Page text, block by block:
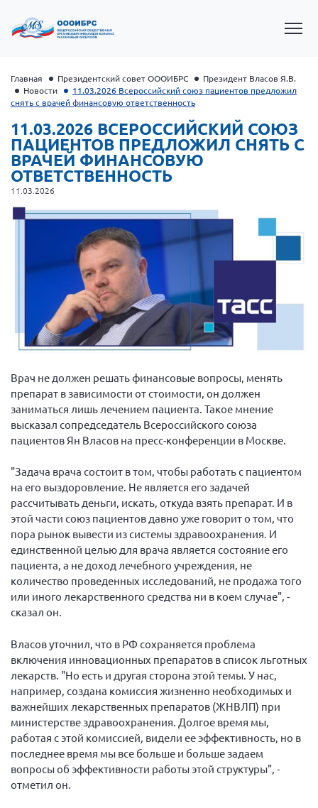
Президент Власов Я.В.
Первый вице-президент Кичигина Н. Ф.
Генеральный директор Матвиевская О.В.
Вице-президент Зрячева Н.В.
Вице-президент Шишлянников Ф.В.
Информационная служба
Отдел международных отношений
Вице-президент Черненко Д.Е.
Вице-президент Валюх М.В.
Вице-президент Чернова А.В.
Вице-президент Груба Л.В.
Главный бухгалтер Жаворонкова Г.М.
Конференция ОООИБРС 2026
Конференция ОООИБРС 2025
Экспертный совет ОООИБРС 2025
Конференция ОООИБРС 2024
Конференция ОООИБРС 2023
Конференция ОООИБРС 2022
Конференция ОООИБРС 2021
Конференция ВСЭ 2021
Конференция ОООИБРС 2020
Документы съездов
Первый съезд
Второй съезд
Главная Президентский совет ОООИБРС
Президент Власов Я.В.
Новости
11.03.2026 Всероссийский союз пациентов предложил
снять с врачей финансовую ответственность
11.03.2026 ВСЕРОССИЙСКИЙ СОЮЗ
ПАЦИЕНТОВ ПРЕДЛОЖИЛ СНЯТЬ С
ВРАЧЕЙ ФИНАНСОВУЮ
ОТВЕТСТВЕННОСТЬ
11.03.2026
Врач не должен решать финансовые вопросы, менять
препарат в зависимости от стоимости, он должен
заниматься лишь лечением пациента. Такое мнение
высказал сопредседатель Всероссийского союза
пациентов Ян Власов на пресс-конференции в Москве.
"Задача врача состоит в том, чтобы работать с пациентом
на его выздоровление. Не является его задачей
рассчитывать деньги, искать, откуда взять препарат. И в
этой части союз пациентов давно уже говорит о том, что
пора рынок вывести из системы здравоохранения. И
единственной целью для врача является состояние его
пациента, а не доход лечебного учреждения, не
количество проведенных исследований, не продажа того
или иного лекарственного средства ни в коем случае", -
сказал он.
Власов уточнил, что в РФ сохраняется проблема
включения инновационных препаратов в список льготных
лекарств. "Но есть и другая сторона этой темы. У нас,
например, создана комиссия жизненно необходимых и
важнейших лекарственных препаратов (ЖНВЛП) при
министерстве здравоохранения. Долгое время мы,
работая с этой комиссией, видели ее эффективность, но в
последнее время мы все больше и больше задаем
вопросы об эффективности работы этой структуры", -
отметил он.